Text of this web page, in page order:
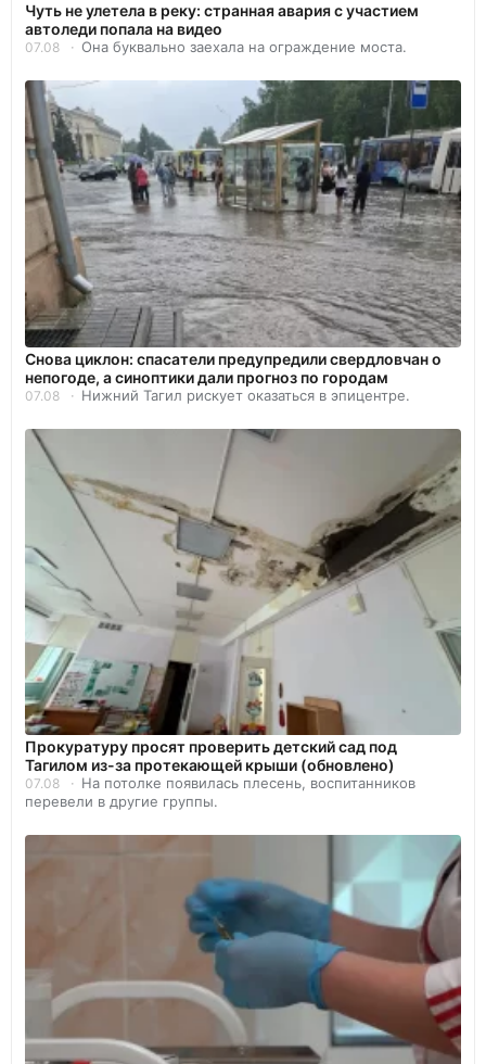
Чуть не улетела в реку: странная авария с участием
автоледи попала на видео
07.08 Она буквально заехала на ограждение моста.
Снова циклон: спасатели предупредили свердловчан о
непогоде, а синоптики дали прогноз по городам
07.08 Нижний Тагил рискует оказаться в эпицентре.
Прокуратуру просят проверить детский сад под
Тагилом из-за протекающей крыши (обновлено)
07.08
На потолке появилась плесень, воспитанников
перевели в другие группы.